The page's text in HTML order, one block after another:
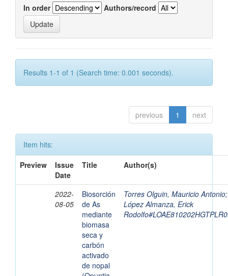
In order
Authors/record
Results 1-1 of 1 (Search time: 0.001 seconds).
previous 1 next
Item hits:
Preview
Issue
Date
Title Author(s)
2022-
08-05
Biosorción
de As
mediante
biomasa
seca y
carbón
activado
de nopal
Torres Olguin, Mauricio Antonio;
López Almanza, Erick